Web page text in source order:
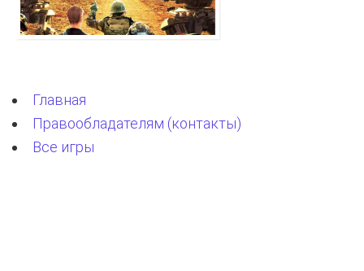
Главная
Правообладателям (контакты)
Все игры